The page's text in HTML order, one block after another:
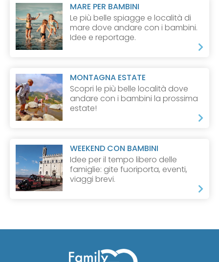
MARE PER BAMBINI
Le più belle spiagge e località di
mare dove andare con i bambini.
Idee e reportage.
MONTAGNA ESTATE
Scopri le più belle località dove
andare con i bambini la prossima
estate!
WEEKEND CON BAMBINI
Idee per il tempo libero delle
famiglie: gite fuoriporta, eventi,
viaggi brevi.